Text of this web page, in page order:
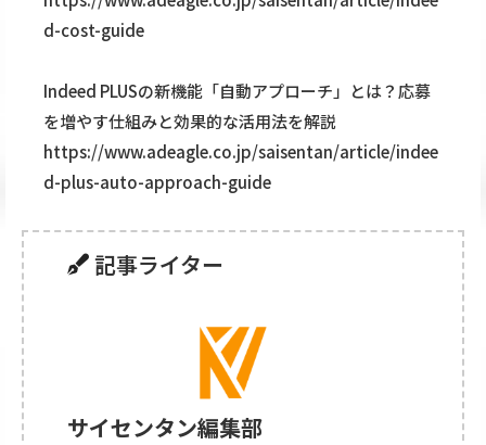
d-cost-guide
Indeed PLUSの新機能「自動アプローチ」とは？応募
を増やす仕組みと効果的な活用法を解説
https://www.adeagle.co.jp/saisentan/article/indee
d-plus-auto-approach-guide
記事ライター
サイセンタン編集部